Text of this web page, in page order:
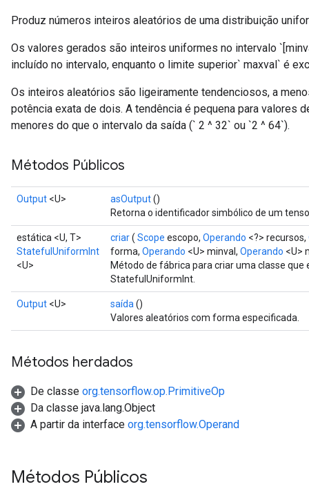
Produz números inteiros aleatórios de uma distribuição
Os valores gerados são inteiros uniformes no intervalo
incluído no intervalo, enquanto o limite superior` maxval` é
Os inteiros aleatórios são ligeiramente tendenciosos, a
potência exata de dois. A tendência é pequena para valores
menores do que o intervalo da saída (` 2 ^ 32` ou `2 ^ 64`).
Métodos Públicos
Output <U> asOutput()
Retorna o identificador simbólico de um
estática <U, T>
StatefulUniformInt
<U>
criar( Scope escopo, Operando <?> recursos,
forma, Operando <U> minval, Operando <U>
Método de fábrica para criar uma classe que
StatefulUniformInt.
Output <U> saída ()
Valores aleatórios com forma especificada.
Métodos herdados
De classe org.tensorflow.op.PrimitiveOp
Da classe java.lang.Object
A partir da interface org.tensorflow.Operand
Métodos Públicos